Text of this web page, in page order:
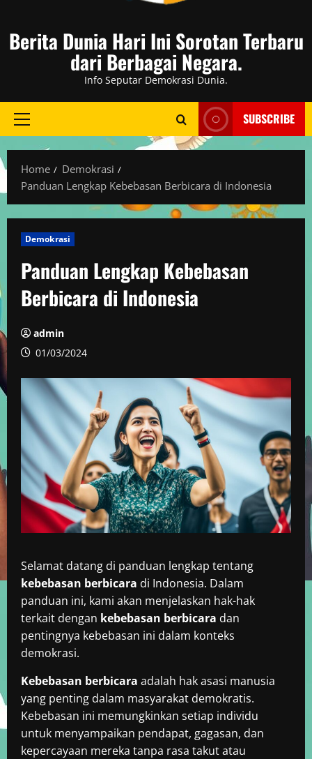
Berita Dunia Hari Ini Sorotan Terbaru
dari Berbagai Negara.
Info Seputar Demokrasi Dunia.
Primary
SUBSCRIBE
Home
Demokrasi
Panduan Lengkap Kebebasan Berbicara di Indonesia
Demokrasi
Panduan Lengkap Kebebasan
Berbicara di Indonesia
admin
01/03/2024
Selamat datang di panduan lengkap tentang
kebebasan berbicara di Indonesia. Dalam
panduan ini, kami akan menjelaskan hak-hak
terkait dengan kebebasan berbicara dan
pentingnya kebebasan ini dalam konteks
demokrasi.
Kebebasan berbicara adalah hak asasi manusia
yang penting dalam masyarakat demokratis.
Kebebasan ini memungkinkan setiap individu
untuk menyampaikan pendapat, gagasan, dan
kepercayaan mereka tanpa rasa takut atau